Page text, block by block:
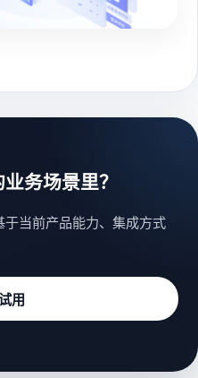
务场景里？
当前产品能力、集成方式
用